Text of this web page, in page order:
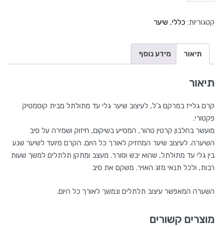
קטגוריות: כללי, שיער
תיאור מידע נוסף
תיאור
קרם גלייז במרקם ג’ל, לעיצוב שיער גלי עד מתולתל מבית קוסמטיק
פקטורי.
מועשר בחלבון קרטין טהור, המסייע בשיקום, חיזוק ושמירה על סיב
השיערה. לעיצוב שיער המחזיק לאורך כל היום. הקרם מיועד לשיער שנע
בין גלי עד מתולתל, שהוא יבש וסורר. מעצב ומתקן תלתלים למשך שעות
רבות, ולכל תנאי מזג האויר. משקם את סיב
השערה המאפשר עיצוב תלתלים ונמשך לאורך כל היום.
מוצרים קשורים